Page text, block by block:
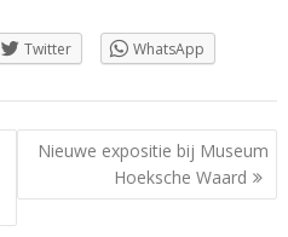
Twitter WhatsApp
Nieuwe expositie bij Museum
Hoeksche Waard